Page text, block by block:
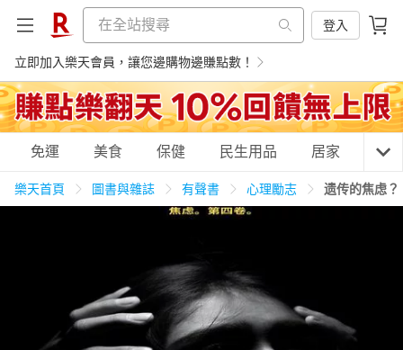
登入
立即加入樂天會員，讓您邊購物邊賺點數！
購物網分類
居家生活 3C家電 運動休閒 親子玩具
免運 美食 保健 民生用品 居家 3C
樂天首頁 圖書與雜誌 有聲書 心理勵志 遗传的焦虑？